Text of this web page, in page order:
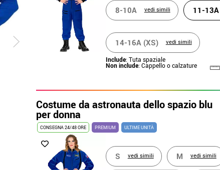
8-10A vedi simili 11-13A
14-16A (XS) vedi simili
Include: Tuta spaziale
Non include: Cappello o calzature
Costume da astronauta dello spazio blu
per donna
CONSEGNA 24/48 ORE PREMIUM ULTIME UNITÀ
S vedi simili M vedi simili